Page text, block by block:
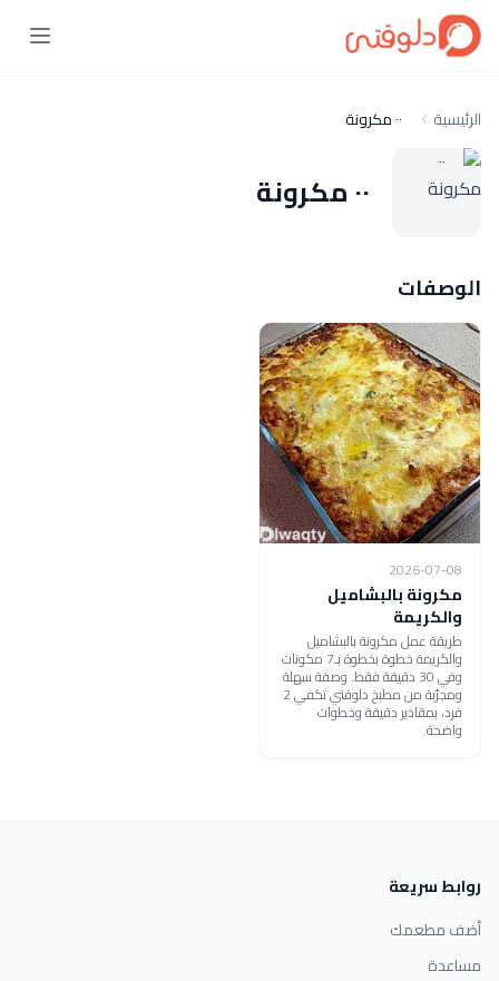
الرئيسية
الوصفات
2026-07-08
مكرونة بالبشاميل
والكريمة
طريقة عمل مكرونة بالبشاميل
والكريمة خطوة بخطوة بـ7 مكونات
وفي 30 دقيقة فقط. وصفة سهلة
ومجرّبة من مطبخ دلوقتي تكفي 2
فرد، بمقادير دقيقة وخطوات
واضحة.
روابط سريعة
أضف مطعمك
مساعدة